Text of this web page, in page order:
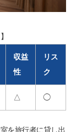
収益
性
リス
ク
△ ◯
を旅行者に貸し出